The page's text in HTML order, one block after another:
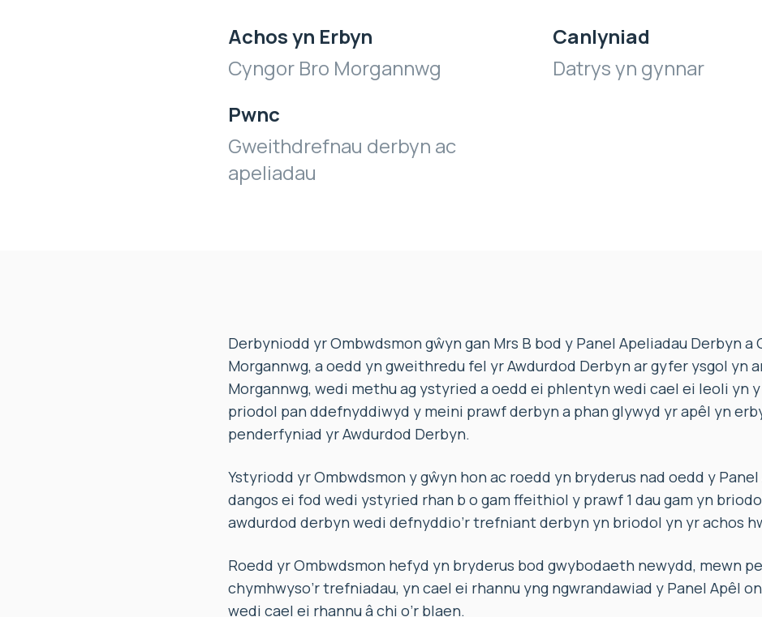
Achos yn Erbyn
Cyngor Bro Morgannwg
Pwnc
Gweithdrefnau derbyn ac
apeliadau
Canlyniad
Datrys yn gynnar
Derbyniodd yr Ombwdsmon gŵyn gan Mrs B bod y Panel Apeliadau Derbyn a
Morgannwg, a oedd yn gweithredu fel yr Awdurdod Derbyn ar gyfer ysgol yn
Morgannwg, wedi methu ag ystyried a oedd ei phlentyn wedi cael ei leoli yn
priodol pan ddefnyddiwyd y meini prawf derbyn a phan glywyd yr apêl yn
penderfyniad yr Awdurdod Derbyn.
Ystyriodd yr Ombwdsmon y gŵyn hon ac roedd yn bryderus nad oedd y
dangos ei fod wedi ystyried rhan b o gam ffeithiol y prawf 1 dau gam yn
awdurdod derbyn wedi defnyddio’r trefniant derbyn yn briodol yn yr achos
Roedd yr Ombwdsmon hefyd yn bryderus bod gwybodaeth newydd, mewn
chymhwyso’r trefniadau, yn cael ei rhannu yng ngwrandawiad y Panel Apêl
wedi cael ei rhannu â chi o’r blaen.